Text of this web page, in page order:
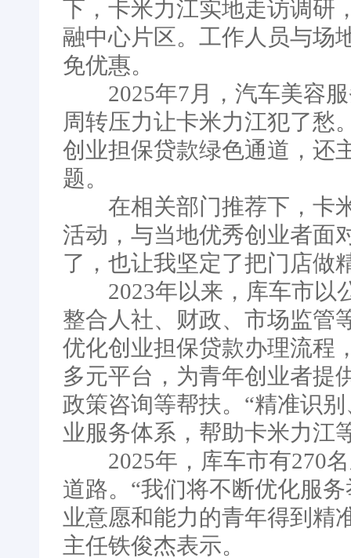
下，卡米力江实地走访调研
融中心片区。工作人员与场
免优惠。
2025年7月，汽车美容服
周转压力让卡米力江犯了愁
创业担保贷款绿色通道，还
题。
在相关部门推荐下，卡米
活动，与当地优秀创业者面
了，也让我坚定了把门店做
2023年以来，库车市以
整合人社、财政、市场监管
优化创业担保贷款办理流程
多元平台，为青年创业者提
政策咨询等帮扶。“精准识
业服务体系，帮助卡米力江
2025年，库车市有270名
道路。“我们将不断优化服
业意愿和能力的青年得到精
主任铁俊杰表示。